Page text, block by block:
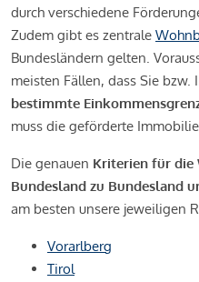
durch verschiedene
Zudem gibt es zentrale
Bundesländern gelten.
meisten Fällen, dass Sie
bestimmte
muss die geförderte
Die genauen Kriterien für die
Bundesland zu Bundesland
am besten unsere jeweiligen
Vorarlberg
Tirol